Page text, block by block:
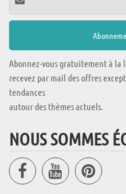
Abonnez-vous gratuitement à
recevez par mail des offres
tendances
autour des thèmes actuels.
NOUS SOMMES